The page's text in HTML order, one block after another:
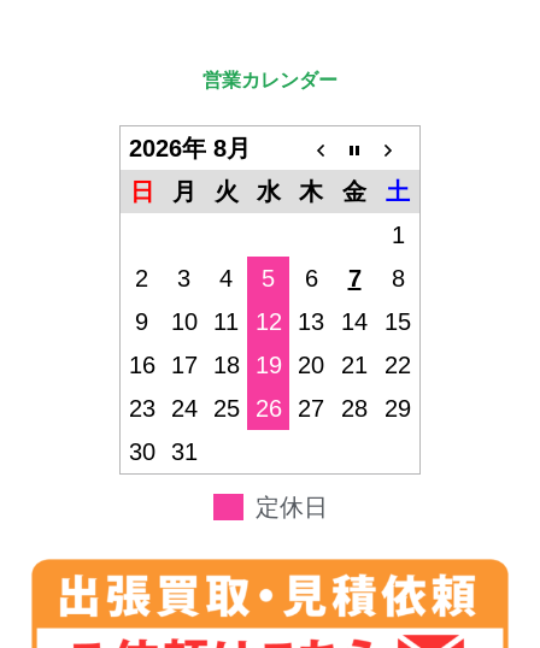
営業カレンダー
2026年 8月
日
月 火 水 木 金
土
1
2
3 4 5 6 7
8
9
10 11 12 13 14
15
16
17 18 19 20 21
22
23
24 25 26 27 28
29
30
31
定休日